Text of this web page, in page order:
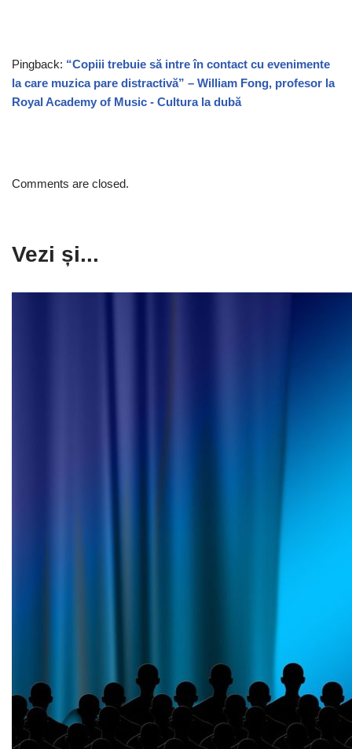
Pingback: “Copiii trebuie să intre în contact cu evenimente
la care muzica pare distractivă” – William Fong, profesor la
Royal Academy of Music - Cultura la dubă
Comments are closed.
Vezi și...